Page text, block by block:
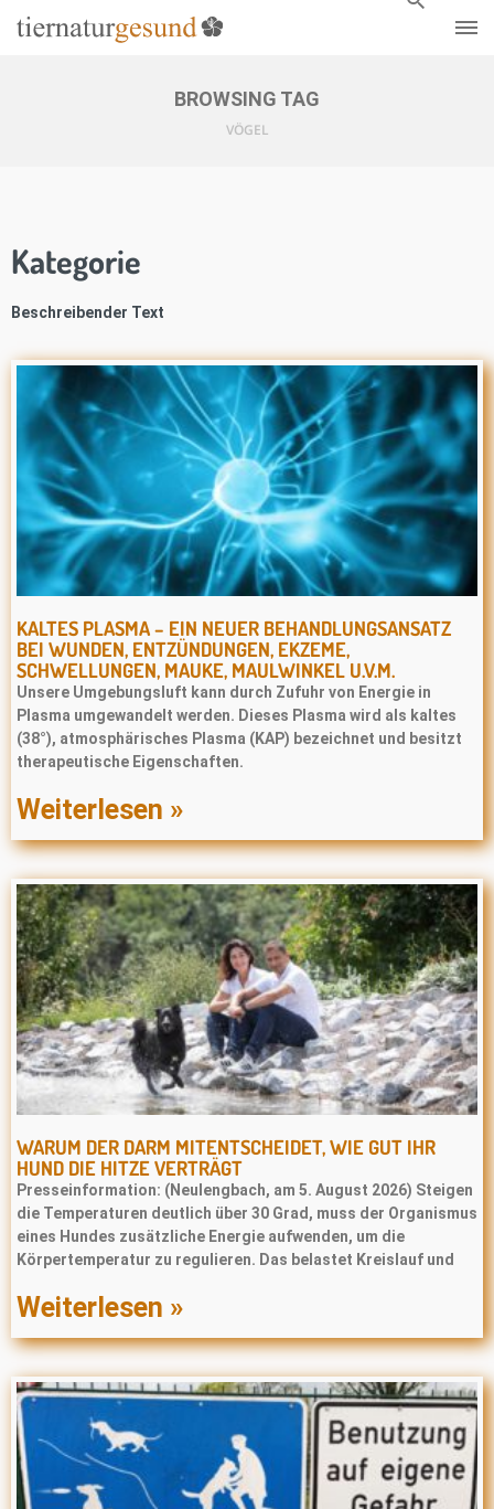
BROWSING TAG
VÖGEL
Kategorie
Beschreibender Text
KALTES PLASMA – EIN NEUER BEHANDLUNGSANSATZ
BEI WUNDEN, ENTZÜNDUNGEN, EKZEME,
SCHWELLUNGEN, MAUKE, MAULWINKEL U.V.M.
Unsere Umgebungsluft kann durch Zufuhr von Energie in
Plasma umgewandelt werden. Dieses Plasma wird als kaltes
(38°), atmosphärisches Plasma (KAP) bezeichnet und besitzt
therapeutische Eigenschaften.
Weiterlesen »
WARUM DER DARM MITENTSCHEIDET, WIE GUT IHR
HUND DIE HITZE VERTRÄGT
Presseinformation: (Neulengbach, am 5. August 2026) Steigen
die Temperaturen deutlich über 30 Grad, muss der Organismus
eines Hundes zusätzliche Energie aufwenden, um die
Körpertemperatur zu regulieren. Das belastet Kreislauf und
Weiterlesen »